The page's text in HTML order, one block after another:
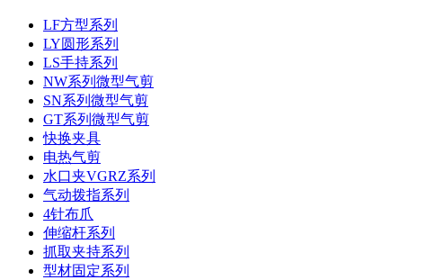
LF方型系列
LY圆形系列
LS手持系列
NW系列微型气剪
SN系列微型气剪
GT系列微型气剪
快换夹具
电热气剪
水口夹VGRZ系列
气动拨指系列
4针布爪
伸缩杆系列
抓取夹持系列
型材固定系列